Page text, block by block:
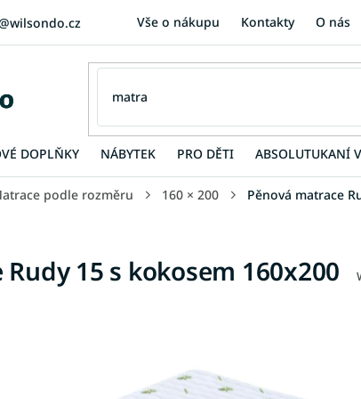
Vše o nákupu Kontakty O nás
DOPLŇKY NÁBYTEK PRO DĚTI ABSOLUTUKANÍ
podle rozměru 160 × 200 Pěnová matrace
15 s kokosem 160x200